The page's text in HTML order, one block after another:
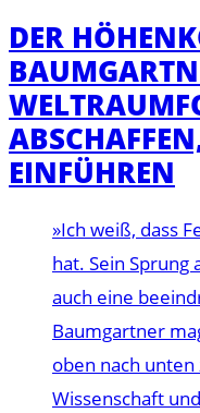
DER
EINFÜHREN
»Ich weiß, dass
hat. Sein Sprung
auch eine
Baumgartner
oben nach
Wissenschaft